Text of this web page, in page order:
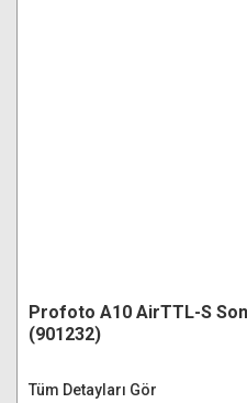
Profoto A10 AirTTL-S
(901232)
Tüm Detayları Gör